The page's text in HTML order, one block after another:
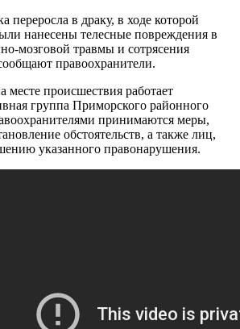
переросла в драку, в ходе которой
нанесены телесные повреждения в
мозговой травмы и сотрясения
правоохранители.
месте происшествия работает
группа Приморского районного
принимаются меры,
обстоятельств, а также лиц,
указанного правонарушения.